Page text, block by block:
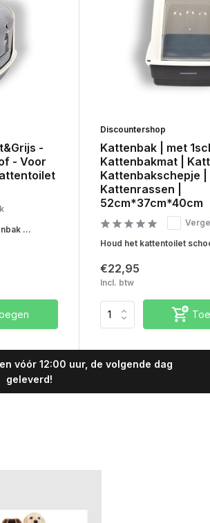
-
- Voor
...
Discountershop
Kattenbak | met
Kattenbakmat |
Kattenbakschepje |
Kattenrassen |
52cm*37cm*40cm
Houd het kattentoilet
€22,95
Incl. btw
vóór 12:00 uur, de volgende dag
geleverd!